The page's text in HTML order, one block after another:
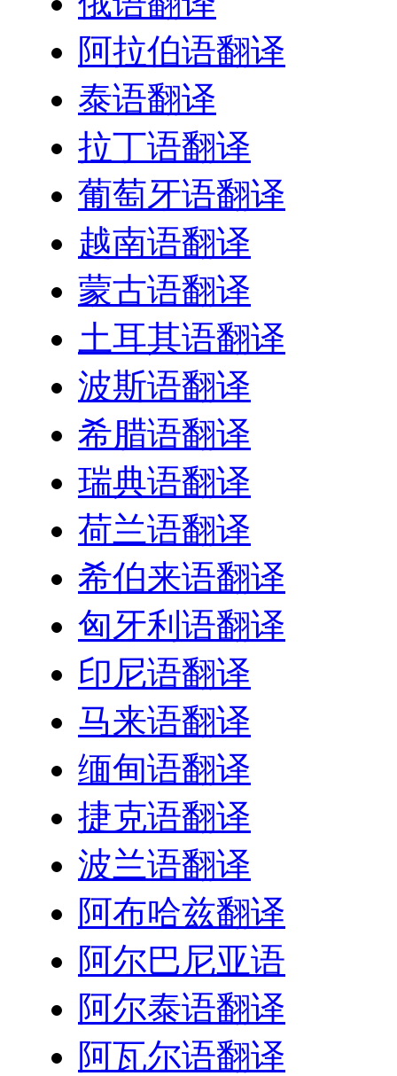
阿拉伯语翻译
泰语翻译
拉丁语翻译
葡萄牙语翻译
越南语翻译
蒙古语翻译
土耳其语翻译
波斯语翻译
希腊语翻译
瑞典语翻译
荷兰语翻译
希伯来语翻译
匈牙利语翻译
印尼语翻译
马来语翻译
缅甸语翻译
捷克语翻译
波兰语翻译
阿布哈兹翻译
阿尔巴尼亚语
阿尔泰语翻译
阿瓦尔语翻译